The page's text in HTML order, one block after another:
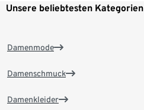
Unsere beliebtesten Kategorien
Damenmode
Damenschmuck
Damenkleider